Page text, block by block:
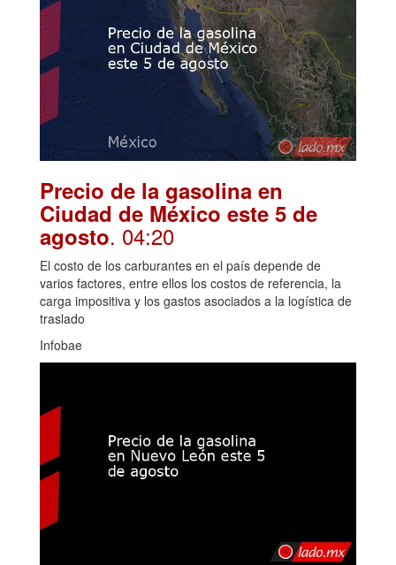
Precio de la gasolina en
Ciudad de México este 5 de
agosto. 04:20
El costo de los carburantes en el país depende de
varios factores, entre ellos los costos de referencia, la
carga impositiva y los gastos asociados a la logística de
traslado
Infobae